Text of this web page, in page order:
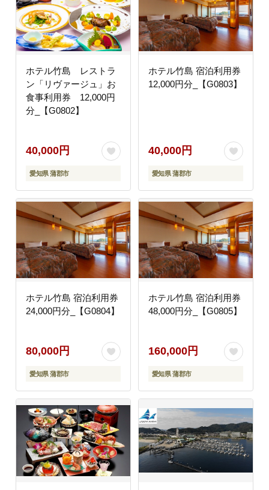
ホテル竹島 レストラ
ン「リヴァージュ」お
食事利用券 12,000円
分_【G0802】
40,000円
愛知県 蒲郡市
ホテル竹島 宿泊利用券
12,000円分_【G0803】
40,000円
愛知県 蒲郡市
ホテル竹島 宿泊利用券
24,000円分_【G0804】
80,000円
愛知県 蒲郡市
ホテル竹島 宿泊利用券
48,000円分_【G0805】
160,000円
愛知県 蒲郡市